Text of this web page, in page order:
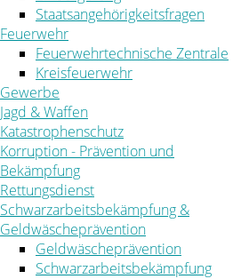
Staatsangehörigkeitsfragen
Feuerwehr
Feuerwehrtechnische Zentrale
Kreisfeuerwehr
Gewerbe
Jagd & Waffen
Katastrophenschutz
Korruption - Prävention und
Bekämpfung
Rettungsdienst
Schwarzarbeitsbekämpfung &
Geldwäscheprävention
Geldwäscheprävention
Schwarzarbeitsbekämpfung